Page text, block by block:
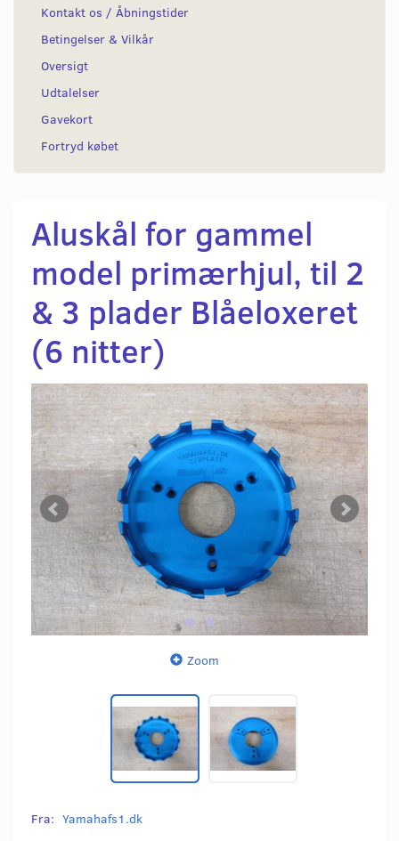
Kontakt os / Åbningstider
Betingelser & Vilkår
Oversigt
Udtalelser
Gavekort
Fortryd købet
Aluskål for gammel
model primærhjul, til 2
& 3 plader Blåeloxeret
(6 nitter)
Zoom
Fra: Yamahafs1.dk